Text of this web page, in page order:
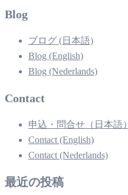
Blog
ブログ (日本語)
Blog (English)
Blog (Nederlands)
Contact
申込・問合せ（日本語）
Contact (English)
Contact (Nederlands)
最近の投稿